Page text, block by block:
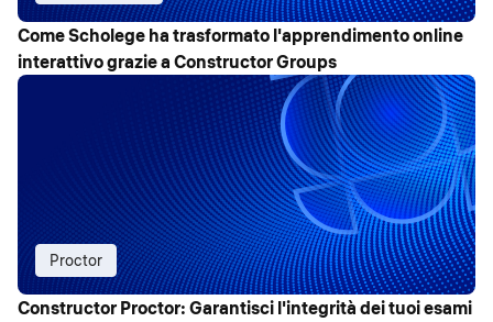
Come Scholege ha trasformato l'apprendimento online
interattivo grazie a Constructor Groups
Proctor
Constructor Proctor: Garantisci l'integrità dei tuoi esami